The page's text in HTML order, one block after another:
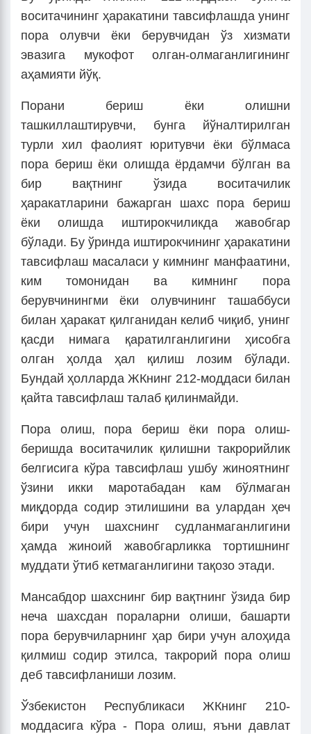
воситачининг ҳаракатини тавсифлашда унинг
пора олувчи ёки берувчидан ўз хизмати
эвазига мукофот олган-олмаганлигининг
аҳамияти йўқ.
Порани бериш ёки олишни
ташкиллаштирувчи, бунга йўналтирилган
турли хил фаолият юритувчи ёки бўлмаса
пора бериш ёки олишда ёрдамчи бўлган ва
бир вақтнинг ўзида воситачилик
ҳаракатларини бажарган шахс пора бериш
ёки олишда иштирокчиликда жавобгар
бўлади. Бу ўринда иштирокчининг ҳаракатини
тавсифлаш масаласи у кимнинг манфаатини,
ким томонидан ва кимнинг пора
берувчинингми ёки олувчининг ташаббуси
билан ҳаракат қилганидан келиб чиқиб, унинг
қасди нимага қаратилганлигини ҳисобга
олган ҳолда ҳал қилиш лозим бўлади.
Бундай ҳолларда ЖКнинг 212-моддаси билан
қайта тавсифлаш талаб қилинмайди.
Пора олиш, пора бериш ёки пора олиш-
беришда воситачилик қилишни такрорийлик
белгисига кўра тавсифлаш ушбу жиноятнинг
ўзини икки маротабадан кам бўлмаган
миқдорда содир этилишини ва улардан ҳеч
бири учун шахснинг судланмаганлигини
ҳамда жиноий жавобгарликка тортишнинг
муддати ўтиб кетмаганлигини тақозо этади.
Мансабдор шахснинг бир вақтнинг ўзида бир
неча шахсдан пораларни олиши, башарти
пора берувчиларнинг ҳар бири учун алоҳида
қилмиш содир этилса, такрорий пора олиш
деб тавсифланиши лозим.
Ўзбекистон Республикаси ЖКнинг 210-
моддасига кўра - Пора олиш, яъни давлат